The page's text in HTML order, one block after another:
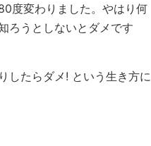
度変わりました。やはり何
ろうとしないとダメです
したらダメ! という生き方に